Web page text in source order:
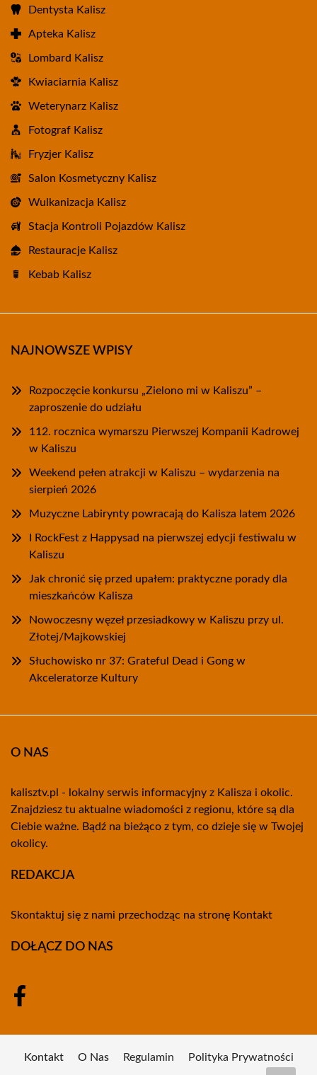
Dentysta Kalisz
Apteka Kalisz
Lombard Kalisz
Kwiaciarnia Kalisz
Weterynarz Kalisz
Fotograf Kalisz
Fryzjer Kalisz
Salon Kosmetyczny Kalisz
Wulkanizacja Kalisz
Stacja Kontroli Pojazdów Kalisz
Restauracje Kalisz
Kebab Kalisz
NAJNOWSZE WPISY
Rozpoczęcie konkursu „Zielono mi w Kaliszu” –
zaproszenie do udziału
112. rocznica wymarszu Pierwszej Kompanii Kadrowej
w Kaliszu
Weekend pełen atrakcji w Kaliszu – wydarzenia na
sierpień 2026
Muzyczne Labirynty powracają do Kalisza latem 2026
I RockFest z Happysad na pierwszej edycji festiwalu w
Kaliszu
Jak chronić się przed upałem: praktyczne porady dla
mieszkańców Kalisza
Nowoczesny węzeł przesiadkowy w Kaliszu przy ul.
Złotej/Majkowskiej
Słuchowisko nr 37: Grateful Dead i Gong w
Akceleratorze Kultury
O NAS
kalisztv.pl - lokalny serwis informacyjny z Kalisza i okolic.
Znajdziesz tu aktualne wiadomości z regionu, które są dla
Ciebie ważne. Bądź na bieżąco z tym, co dzieje się w Twojej
okolicy.
REDAKCJA
Skontaktuj się z nami przechodząc na stronę Kontakt
DOŁĄCZ DO NAS
Kontakt O Nas Regulamin Polityka Prywatności